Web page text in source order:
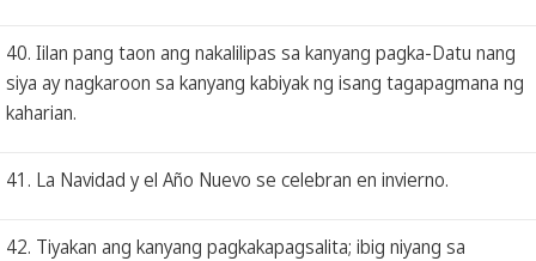
40. Iilan pang taon ang nakalilipas sa kanyang pagka-Datu nang
siya ay nagkaroon sa kanyang kabiyak ng isang tagapagmana ng
kaharian.
41. La Navidad y el Año Nuevo se celebran en invierno.
42. Tiyakan ang kanyang pagkakapagsalita; ibig niyang sa